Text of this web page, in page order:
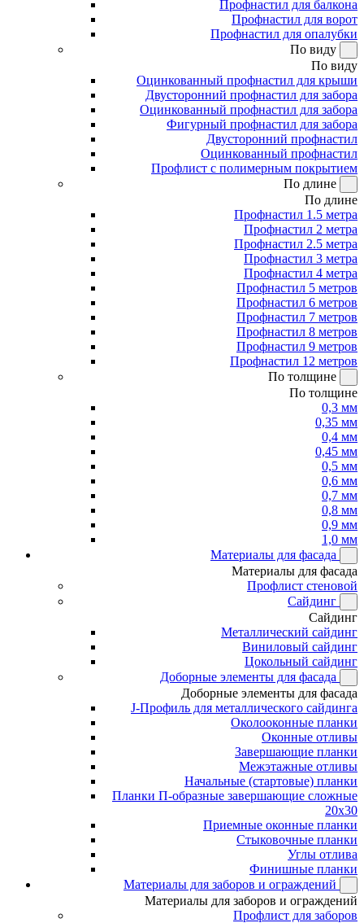
Профнастил для балкона
Профнастил для ворот
Профнастил для опалубки
По виду
По виду
Оцинкованный профнастил для крыши
Двусторонний профнастил для забора
Оцинкованный профнастил для забора
Фигурный профнастил для забора
Двусторонний профнастил
Оцинкованный профнастил
Профлист с полимерным покрытием
По длине
По длине
Профнастил 1.5 метра
Профнастил 2 метра
Профнастил 2.5 метра
Профнастил 3 метра
Профнастил 4 метра
Профнастил 5 метров
Профнастил 6 метров
Профнастил 7 метров
Профнастил 8 метров
Профнастил 9 метров
Профнастил 12 метров
По толщине
По толщине
0,3 мм
0,35 мм
0,4 мм
0,45 мм
0,5 мм
0,6 мм
0,7 мм
0,8 мм
0,9 мм
1,0 мм
Материалы для фасада
Материалы для фасада
Профлист стеновой
Сайдинг
Сайдинг
Металлический сайдинг
Виниловый сайдинг
Цокольный сайдинг
Доборные элементы для фасада
Доборные элементы для фасада
J-Профиль для металлического сайдинга
Околооконные планки
Оконные отливы
Завершающие планки
Межэтажные отливы
Начальные (стартовые) планки
Планки П-образные завершающие сложные
20x30
Приемные оконные планки
Стыковочные планки
Углы отлива
Финишные планки
Материалы для заборов и ограждений
Материалы для заборов и ограждений
Профлист для заборов